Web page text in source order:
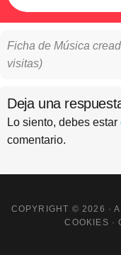
Ficha de Música
visitas)
Interacciones
con
los
lectores
Deja una
Lo siento, debes estar
comentario.
COPYRIGHT © 2026 ·
COOKIES ·